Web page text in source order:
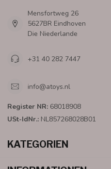
Mensfortweg 26
5627BR Eindhoven
Die Niederlande
+31 40 282 7447
info@atoys.nl
Register NR: 68018908
USt-IdNr.: NL857268028B01
KATEGORIEN